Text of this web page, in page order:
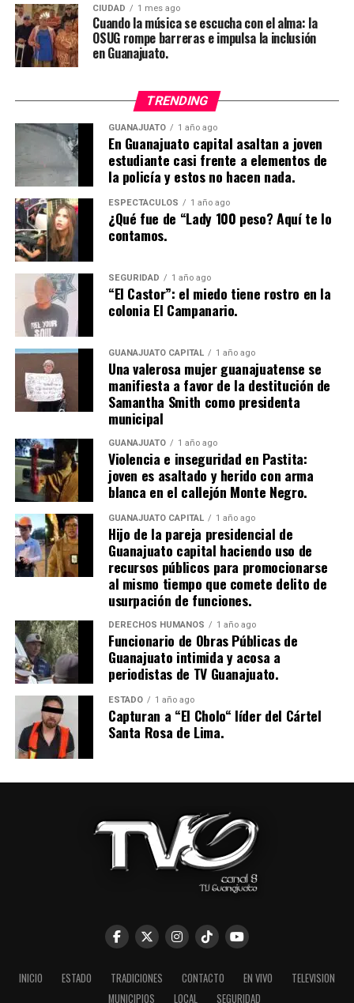
CIUDAD 1 mes ago
Cuando la música se escucha con el alma: la
OSUG rompe barreras e impulsa la inclusión
en Guanajuato.
TRENDING
GUANAJUATO 1 año ago
En Guanajuato capital asaltan a joven
estudiante casi frente a elementos de
la policía y estos no hacen nada.
ESPECTÁCULOS 1 año ago
¿Qué fue de “Lady 100 peso? Aquí te lo
contamos.
SEGURIDAD 1 año ago
“El Castor”: el miedo tiene rostro en la
colonia El Campanario.
GUANAJUATO CAPITAL 1 año ago
Una valerosa mujer guanajuatense se
manifiesta a favor de la destitución de
Samantha Smith como presidenta
municipal
GUANAJUATO 1 año ago
Violencia e inseguridad en Pastita:
joven es asaltado y herido con arma
blanca en el callejón Monte Negro.
GUANAJUATO CAPITAL 1 año ago
Hijo de la pareja presidencial de
Guanajuato capital haciendo uso de
recursos públicos para promocionarse
al mismo tiempo que comete delito de
usurpación de funciones.
DERECHOS HUMANOS 1 año ago
Funcionario de Obras Públicas de
Guanajuato intimida y acosa a
periodistas de TV Guanajuato.
ESTADO 1 año ago
Capturan a “El Cholo“ líder del Cártel
Santa Rosa de Lima.
INICIO ESTADO TRADICIONES CONTACTO EN VIVO
TELEVISION
MUNICIPIOS
LOCAL SEGURIDAD